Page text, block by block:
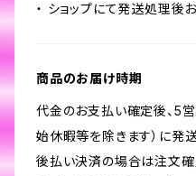
・ ショップにて発送処理後
商品のお届け時期
代金のお支払い確定後、5
始休暇等を除きます）に発送
後払い決済の場合は注文確